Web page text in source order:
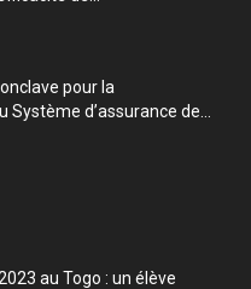
pour la
d’assurance de...
au Togo : un élève